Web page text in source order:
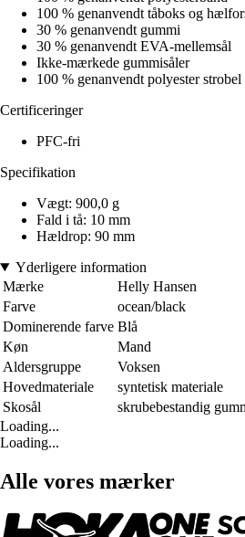
100 % genanvendt tåboks og
30 % genanvendt gummi
30 % genanvendt EVA-mellemsål
Ikke-mærkede gummisåler
100 % genanvendt polyester strobel
Certificeringer
PFC-fri
Specifikation
Vægt: 900,0 g
Fald i tå: 10 mm
Hældrop: 90 mm
Yderligere information
Mærke
Helly Hansen
Farve
ocean/black
Dominerende farve Blå
Køn
Mand
Aldersgruppe
Voksen
Hovedmateriale
syntetisk materiale
Skosål
skrubebestandig
Loading...
Loading...
Alle vores mærker